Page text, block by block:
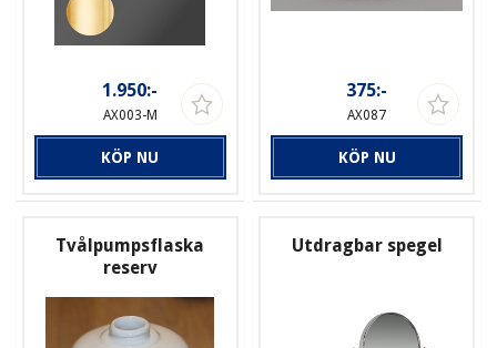
1.950:-
AX003-M
KÖP NU
375:-
AX087
KÖP NU
Tvålpumpsflaska
reserv
Utdragbar spegel